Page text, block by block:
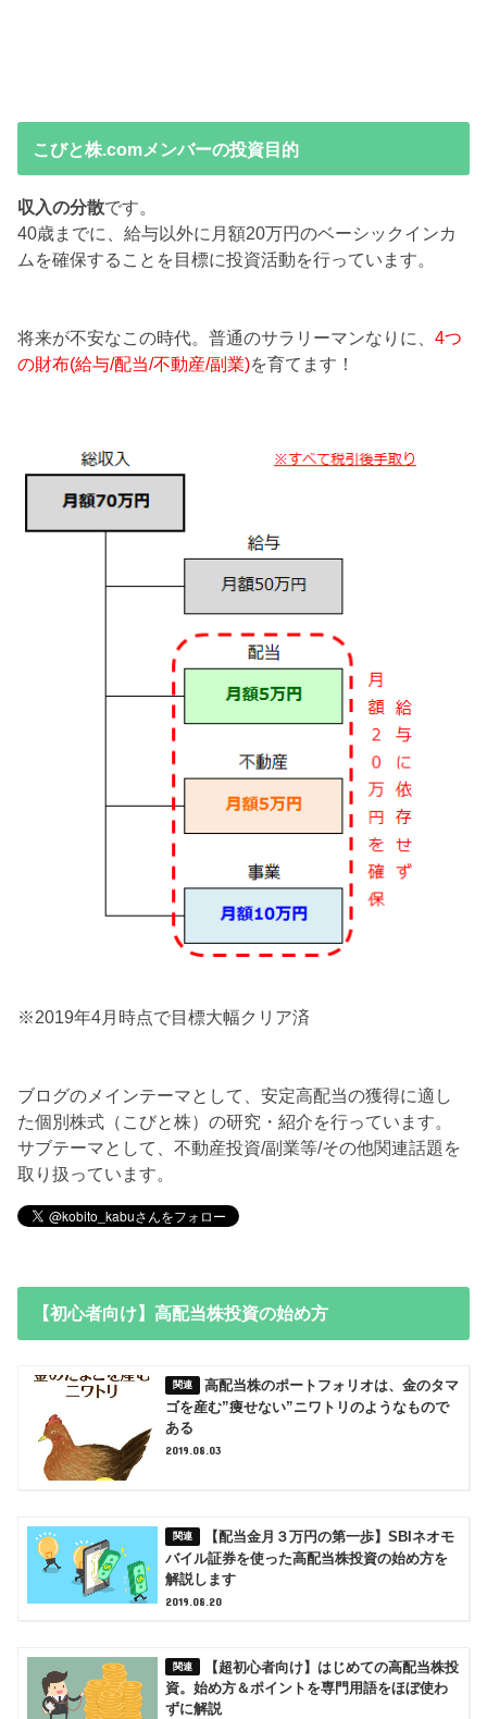
こびと株.comメンバーの投資目的
収入の分散です。
40歳までに、給与以外に月額20万円のベーシックインカ
ムを確保することを目標に投資活動を行っています。
将来が不安なこの時代。普通のサラリーマンなりに、4つ
の財布(給与/配当/不動産/副業)を育てます！
※2019年4月時点で目標大幅クリア済
ブログのメインテーマとして、安定高配当の獲得に適し
た個別株式（こびと株）の研究・紹介を行っています。
サブテーマとして、不動産投資/副業等/その他関連話題を
取り扱っています。
【初心者向け】高配当株投資の始め方
高配当株のポートフォリオは、金のタマ
ゴを産む”痩せない”ニワトリのようなもので
ある
2019.08.03
【配当金月３万円の第一歩】SBIネオモ
バイル証券を使った高配当株投資の始め方を
解説します
2019.08.20
【超初心者向け】はじめての高配当株投
資。始め方＆ポイントを専門用語をほぼ使わ
ずに解説